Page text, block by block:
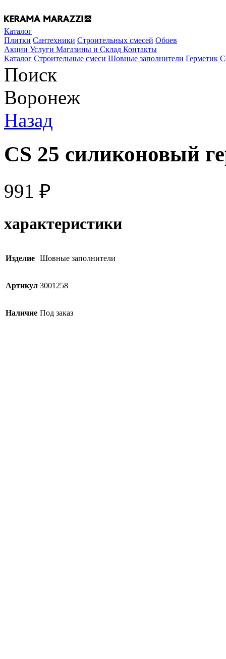
Каталог
Плитки Сантехники Строительных смесей Обоев
Акции Услуги Магазины и Склад Контакты
Каталог Строительные смеси Шовные заполнители Герметик
Поиск
Воронеж
Назад
CS 25 силиконовый
991 ₽
характеристики
Изделие Шовные заполнители
Артикул 3001258
Наличие Под заказ